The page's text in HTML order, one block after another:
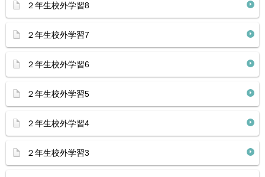
２年生校外学習8
２年生校外学習7
２年生校外学習6
２年生校外学習5
２年生校外学習4
２年生校外学習3